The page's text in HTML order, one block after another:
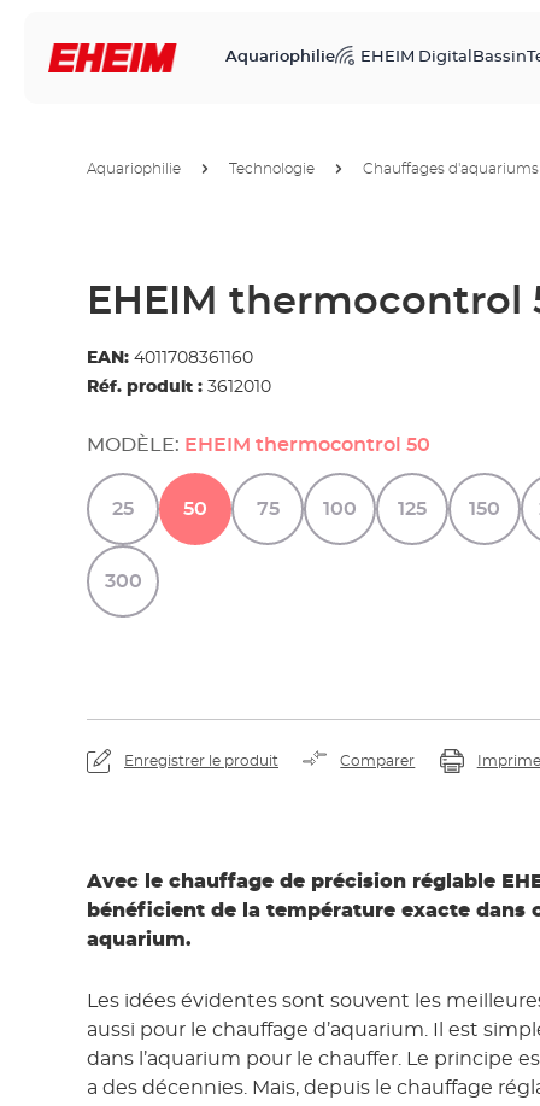
Aquariophilie EHEIM Digital Bassin
Aquariophilie Technologie Chauffages d'aquariums
EHEIM thermocontrol
EAN: 4011708361160
Réf. produit : 3612010
MODÈLE: EHEIM thermocontrol 50
25 50 75 100 125 150
300
Enregistrer le produit Comparer
Avec le chauffage de précision réglable
bénéficient de la température exacte dans
aquarium.
Les idées évidentes sont souvent les
aussi pour le chauffage d’aquarium. Il est
dans l’aquarium pour le chauffer. Le principe
a des décennies. Mais, depuis le chauffage